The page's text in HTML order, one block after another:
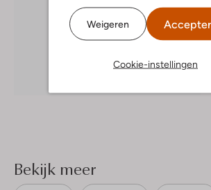
Weigeren
Cookie-instellingen
Bekijk meer